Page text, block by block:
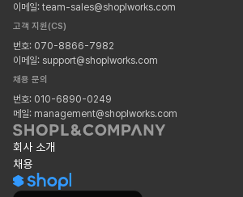
이메일: team-sales@shoplworks.com
고객 지원(CS)
번호: 070-8866-7982
이메일: support@shoplworks.com
채용 문의
번호: 010-6890-0249
메일: management@shoplworks.com
회사 소개
채용